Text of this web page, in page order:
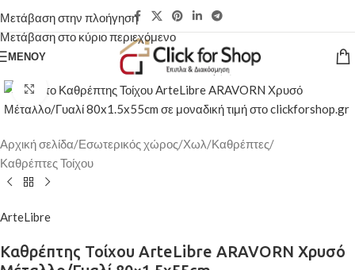
Μετάβαση στην πλοήγηση
Μετάβαση στο κύριο περιεχόμενο
ΜΕΝΟΎ
Κάντε κλικ για μεγέθυνση
Αρχική σελίδα/Εσωτερικός χώρος/Χωλ/Καθρέπτες/
Καθρέπτες Τοίχου
ArteLibre
Καθρέπτης Τοίχου ArteLibre ARAVORN Χρυσό